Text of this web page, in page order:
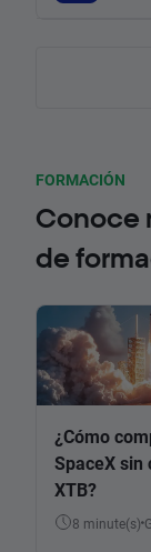
FORMACIÓN
Conoce
de
¿Cómo
SpaceX sin
XTB?
8 minute(s)